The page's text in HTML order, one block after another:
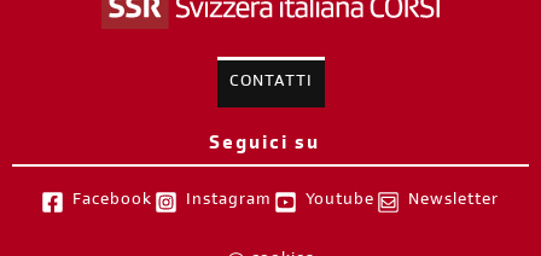
CONTATTI
Seguici su
Facebook Instagram Youtube Newsletter